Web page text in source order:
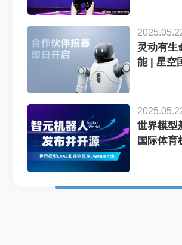
灵动有生
能 | 星空
世界模型
国际体育